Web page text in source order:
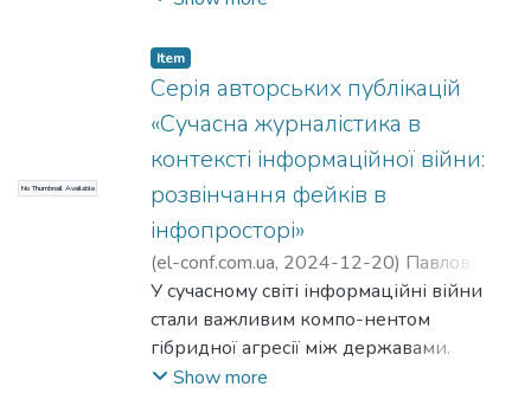
та маніпуляція в міжкультурній
комунікації є актуальною темою для
дослідження. Мета дослідження –
полягає в тому, щоб зрозуміти, як
українські бренди впливають на імідж
України в міжнародному середовищі.
No Thumbnail Available
Item
Серія авторських публікацій
«Сучасна журналістика в
контексті інформаційної війни:
розвінчання фейків в
інфопросторі»
(el-conf.com.ua, 2024-12-20) Павлов, Р.
Є.;Зайцева, С. С.
У сучасному світі інформаційні війни
стали важливим компо-нентом
гібридної агресії між державами.
Україна, що понад 10 років потерпає
Show more